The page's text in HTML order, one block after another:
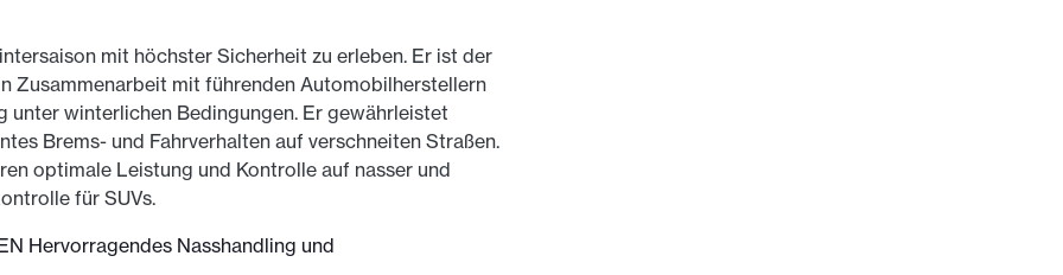
mit höchster Sicherheit zu erleben. Er ist der
Zusammenarbeit mit führenden Automobilherstellern
winterlichen Bedingungen. Er gewährleistet
Brems- und Fahrverhalten auf verschneiten Straßen.
optimale Leistung und Kontrolle auf nasser und
für SUVs.
Hervorragendes Nasshandling und